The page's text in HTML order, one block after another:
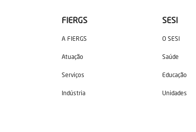
FIERGS
A FIERGS
Atuação
Serviços
Indústria
SESI
O SESI
Saúde
Educação
Unidades